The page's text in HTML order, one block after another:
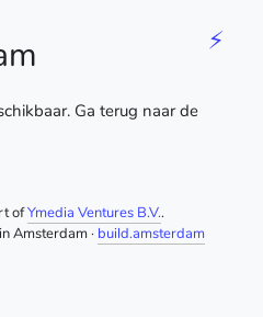
⚡
Ga terug naar de
ofYmedia Ventures B.V..
Amsterdam · build.amsterdam